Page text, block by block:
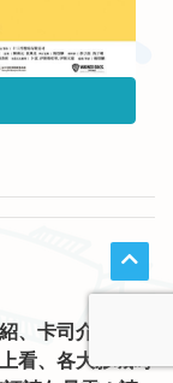
、卡司介紹、片
看、各大影城時